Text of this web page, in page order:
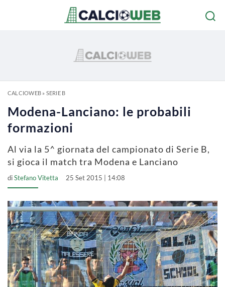
CALCIOWEB» SERIE B
Modena-Lanciano: le probabili
formazioni
Al via la 5^ giornata del campionato di Serie B,
si gioca il match tra Modena e Lanciano
diStefano Vitetta 25 Set 2015 | 14:08